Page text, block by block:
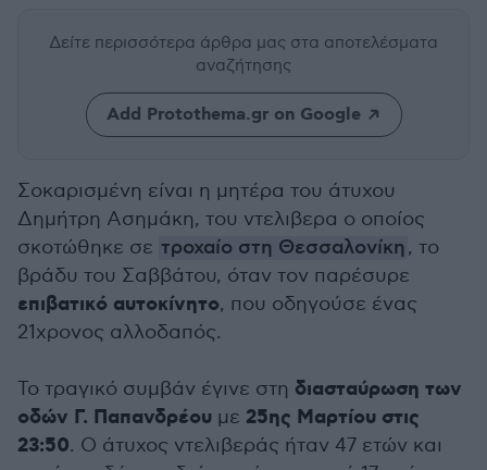
Δείτε περισσότερα άρθρα μας στα αποτελέσματα
αναζήτησης
Add Protothema.gr on Google
Σοκαρισμένη είναι η μητέρα του άτυχου
Δημήτρη Ασημάκη, του ντελιβερα ο οποίος
σκοτώθηκε σε τροχαίο στη Θεσσαλονίκη, το
βράδυ του Σαββάτου, όταν τον παρέσυρε
επιβατικό αυτοκίνητο, που οδηγούσε ένας
21χρονος αλλοδαπός.
Το τραγικό συμβάν έγινε στη διασταύρωση των
οδών Γ. Παπανδρέου με 25ης Μαρτίου στις
23:50. Ο άτυχος ντελιβεράς ήταν 47 ετών και